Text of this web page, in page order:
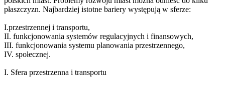
płaszczyzn. Najbardziej istotne bariery występują w sferze:
I.przestrzennej i transportu,
II. funkcjonowania systemów regulacyjnych i finansowych,
III. funkcjonowania systemu planowania przestrzennego,
IV. społecznej.
I. Sfera przestrzenna i transportu